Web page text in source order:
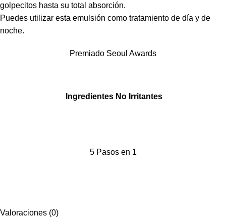
golpecitos hasta su total absorción.
Puedes utilizar esta emulsión como tratamiento de día y de
noche.
Premiado Seoul Awards
Ingredientes No Irritantes
5 Pasos en 1
Valoraciones (0)